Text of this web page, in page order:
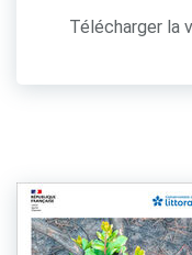
Télécharger la